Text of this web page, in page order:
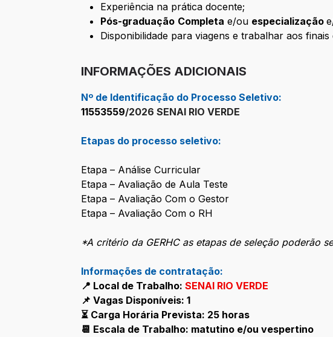
Experiência na prática docente;
Pós-graduação Completa e/ou especialização
Disponibilidade para viagens e trabalhar aos
INFORMAÇÕES ADICIONAIS
Nº de Identificação do Processo Seletivo:
11553559/2026 SENAI RIO VERDE
Etapas do processo seletivo:
Etapa – Análise Curricular
Etapa – Avaliação de Aula Teste
Etapa – Avaliação Com o Gestor
Etapa – Avaliação Com o RH
*A critério da GERHC as etapas de seleção poderão
Informações de contratação:
📍 Local de Trabalho:SENAI RIO VERDE
📌 Vagas Disponíveis: 1
⏳ Carga Horária Prevista: 25 horas
📆 Escala de Trabalho: matutino e/ou vespertino